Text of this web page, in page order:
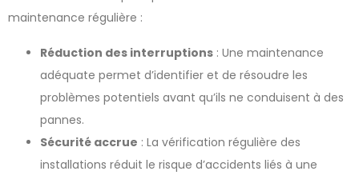
maintenance régulière :
Réduction des interruptions : Une maintenance
adéquate permet d’identifier et de résoudre les
problèmes potentiels avant qu’ils ne conduisent à des
pannes.
Sécurité accrue : La vérification régulière des
installations réduit le risque d’accidents liés à une